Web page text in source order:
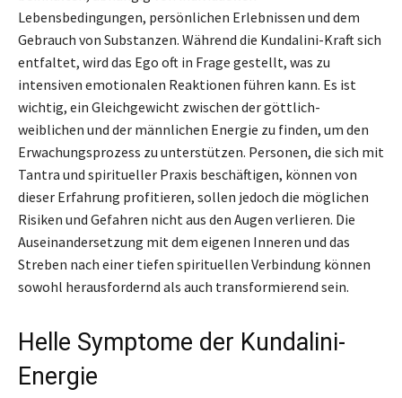
Lebensbedingungen, persönlichen Erlebnissen und dem
Gebrauch von Substanzen. Während die Kundalini-Kraft sich
entfaltet, wird das Ego oft in Frage gestellt, was zu
intensiven emotionalen Reaktionen führen kann. Es ist
wichtig, ein Gleichgewicht zwischen der göttlich-
weiblichen und der männlichen Energie zu finden, um den
Erwachungsprozess zu unterstützen. Personen, die sich mit
Tantra und spiritueller Praxis beschäftigen, können von
dieser Erfahrung profitieren, sollen jedoch die möglichen
Risiken und Gefahren nicht aus den Augen verlieren. Die
Auseinandersetzung mit dem eigenen Inneren und das
Streben nach einer tiefen spirituellen Verbindung können
sowohl herausfordernd als auch transformierend sein.
Helle Symptome der Kundalini-
Energie